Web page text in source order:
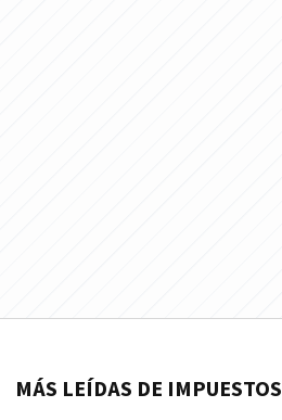
MÁS LEÍDAS DE IMPUESTOS